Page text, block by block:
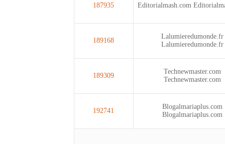
187935 Editorialmash.com
189168
Lalumieredumonde.fr
Lalumieredumonde.fr
189309
Technewmaster.com
Technewmaster.com
192741
Blogalmariaplus.com
Blogalmariaplus.com